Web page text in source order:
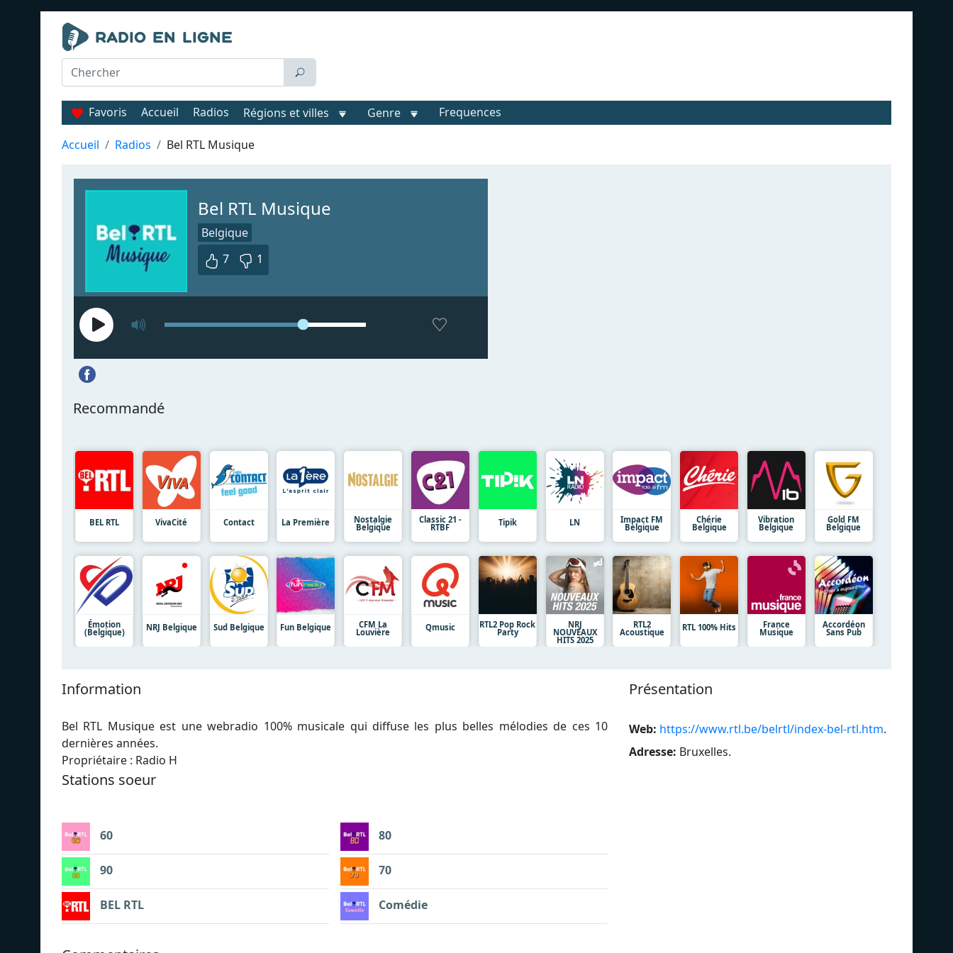
Favoris Accueil Radios Régions et villes Genre Frequences
Accueil Radios Bel RTL Musique
Bel RTL Musique
Belgique
7
1
Recommandé
BEL RTL VivaCité Contact La Première Nostalgie
Belgique
Classic 21 -
RTBF Tipik LN Impact FM
Belgique
Chérie
Belgique
Vibration
Belgique
Gold FM
Belgique
Émotion
(Belgique) NRJ Belgique Sud Belgique Fun Belgique CFM La
Louvière Qmusic RTL2 Pop Rock
Party
NRJ
NOUVEAUX
HITS 2025
RTL2
Acoustique RTL 100% Hits France
Musique
Accordéon
Sans Pub
Information
Bel RTL Musique est une webradio 100% musicale qui diffuse les plus belles mélodies de ces 10
dernières années.
Propriétaire : Radio H
Stations soeur
60
90
BEL RTL
80
70
Comédie
Présentation
Web: https://www.rtl.be/belrtl/index-bel-rtl.htm.
Adresse: Bruxelles.